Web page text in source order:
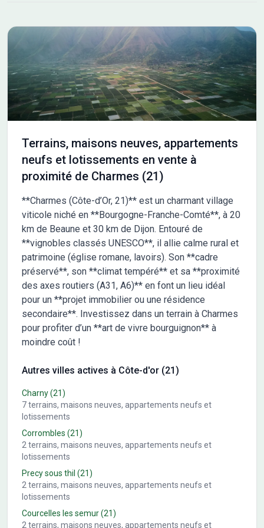
prestations et les aménagements ont été pensés pour
satisfaire les besoins de chaque foyer : accès aux autoroutes
A31, A39 et aux voies rapides vers Dijon, habillage des coffrets.
Au sein du quartier Côté Sud, un espace paysagé singulier
prend vie : le Jardin de Pluie. Véritable liaison piétonne, il Les
informations sur l'état des risques auxquels ce bien est exposé
sont disponibles sur le site Géorisques : www.georisques.gouv.fr
Terrains, maisons neuves, appartements
neufs et lotissements en vente à
proximité de Charmes (21)
**Charmes (Côte-d’Or, 21)** est un charmant village
viticole niché en **Bourgogne-Franche-Comté**, à 20
km de Beaune et 30 km de Dijon. Entouré de
**vignobles classés UNESCO**, il allie calme rural et
patrimoine (église romane, lavoirs). Son **cadre
préservé**, son **climat tempéré** et sa **proximité
des axes routiers (A31, A6)** en font un lieu idéal
pour un **projet immobilier ou une résidence
secondaire**. Investissez dans un terrain à Charmes
pour profiter d’un **art de vivre bourguignon** à
moindre coût !
Autres villes actives à Côte-d'or (21)
Charny(21)
7terrains, maisons neuves, appartements neufs et
lotissements
Corrombles (21)
2 terrains, maisons neuves, appartements neufs et
lotissements
Precy sous thil (21)
2 terrains, maisons neuves, appartements neufs et
lotissements
Courcelles les semur(21)
2 terrains, maisons neuves, appartements neufs et